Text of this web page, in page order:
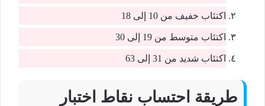
اكتئاب خفيف من 10 إلى 18
اكتئاب متوسط من 19 إلى 30
اكتئاب شديد من 31 إلى 63
طريقة احتساب نقاط اختبار